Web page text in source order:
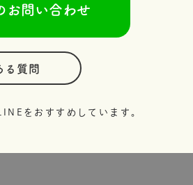
問い合わせ
る質問
をおすすめしています。